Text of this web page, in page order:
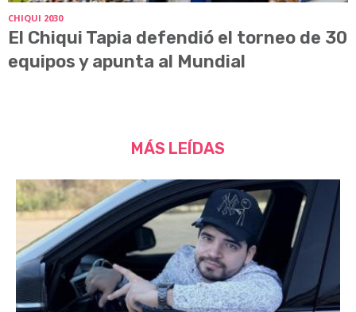
CHIQUI 2030
El Chiqui Tapia defendió el torneo de 30
equipos y apunta al Mundial
MÁS LEÍDAS